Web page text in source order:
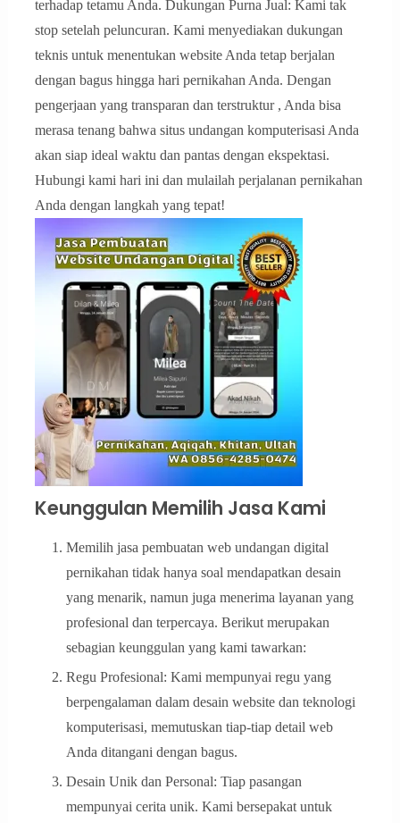
terhadap tetamu Anda. Dukungan Purna Jual: Kami tak
stop setelah peluncuran. Kami menyediakan dukungan
teknis untuk menentukan website Anda tetap berjalan
dengan bagus hingga hari pernikahan Anda. Dengan
pengerjaan yang transparan dan terstruktur , Anda bisa
merasa tenang bahwa situs undangan komputerisasi Anda
akan siap ideal waktu dan pantas dengan ekspektasi.
Hubungi kami hari ini dan mulailah perjalanan pernikahan
Anda dengan langkah yang tepat!
Keunggulan Memilih Jasa Kami
Memilih jasa pembuatan web undangan digital
pernikahan tidak hanya soal mendapatkan desain
yang menarik, namun juga menerima layanan yang
profesional dan terpercaya. Berikut merupakan
sebagian keunggulan yang kami tawarkan:
Regu Profesional: Kami mempunyai regu yang
berpengalaman dalam desain website dan teknologi
komputerisasi, memutuskan tiap-tiap detail web
Anda ditangani dengan bagus.
Desain Unik dan Personal: Tiap pasangan
mempunyai cerita unik. Kami bersepakat untuk